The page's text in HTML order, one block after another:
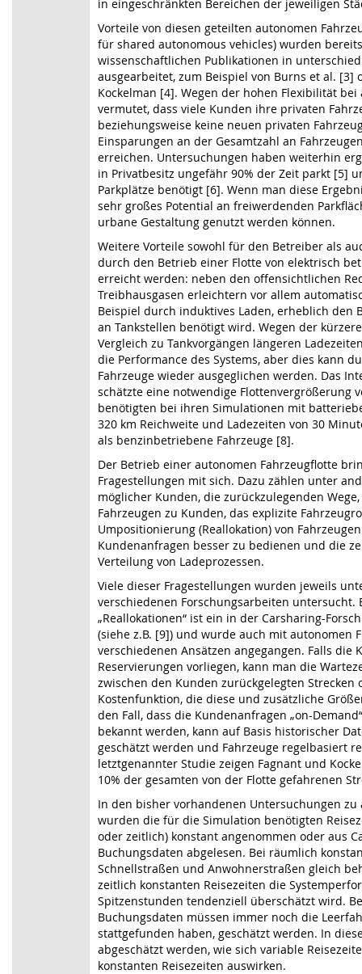
in eingeschränkten Bereichen der jeweiligen
Vorteile von diesen geteilten autonomen
für shared autonomous vehicles) wurden
wissenschaftlichen Publikationen in
ausgearbeitet, zum Beispiel von Burns et al. [3]
Kockelman [4]. Wegen der hohen Flexibilität
vermutet, dass viele Kunden ihre privaten
beziehungsweise keine neuen privaten
Einsparungen an der Gesamtzahl an
erreichen. Untersuchungen haben weiterhin
in Privatbesitz ungefähr 90% der Zeit parkt [5]
Parkplätze benötigt [6]. Wenn man diese
sehr großes Potential an freiwerdenden
urbane Gestaltung genutzt werden können.
Weitere Vorteile sowohl für den Betreiber als
durch den Betrieb einer Flotte von elektrisch
erreicht werden: neben den offensichtlichen
Treibhausgasen erleichtern vor allem
Beispiel durch induktives Laden, erheblich den
an Tankstellen benötigt wird. Wegen der
Vergleich zu Tankvorgängen längeren
die Performance des Systems, aber dies kann
Fahrzeuge wieder ausgeglichen werden. Das
schätzte eine notwendige Flottenvergrößerung
benötigten bei ihren Simulationen mit
320 km Reichweite und Ladezeiten von 30
als benzinbetriebene Fahrzeuge [8].
Der Betrieb einer autonomen Fahrzeugflotte
Fragestellungen mit sich. Dazu zählen unter
möglicher Kunden, die zurückzulegenden
Fahrzeugen zu Kunden, das explizite
Umpositionierung (Reallokation) von
Kundenanfragen besser zu bedienen und die
Verteilung von Ladeprozessen.
Viele dieser Fragestellungen wurden jeweils
verschiedenen Forschungsarbeiten untersucht.
„Reallokationen“ ist ein in der Carsharing-
(siehe z.B. [9]) und wurde auch mit autonomen
verschiedenen Ansätzen angegangen. Falls die
Reservierungen vorliegen, kann man die
zwischen den Kunden zurückgelegten Strecken
Kostenfunktion, die diese und zusätzliche
den Fall, dass die Kundenanfragen „on-
bekannt werden, kann auf Basis historischer
geschätzt werden und Fahrzeuge regelbasiert
letztgenannter Studie zeigen Fagnant und
10% der gesamten von der Flotte gefahrenen
In den bisher vorhandenen Untersuchungen zu
wurden die für die Simulation benötigten
oder zeitlich) konstant angenommen oder aus
Buchungsdaten abgelesen. Bei räumlich
Schnellstraßen und Anwohnerstraßen gleich
zeitlich konstanten Reisezeiten die
Spitzenstunden tendenziell überschätzt wird.
Buchungsdaten müssen immer noch die
stattgefunden haben, geschätzt werden. In
abgeschätzt werden, wie sich variable
konstanten Reisezeiten auswirken.